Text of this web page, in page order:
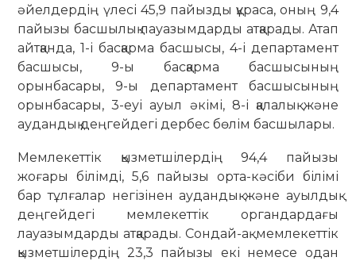
әйелдердің үлесі 45,9 пайызды құраса, оның 9,4
пайызы басшылық лауазымдарды атқарады. Атап
айтқанда, 1-і басқарма басшысы, 4-і департамент
басшысы, 9-ы басқарма басшысының
орынбасары, 9-ы департамент басшысының
орынбасары, 3-еуі ауыл әкімі, 8-і қалалық және
аудандық деңгейдегі дербес бөлім басшылары.
Мемлекеттік қызметшілердің 94,4 пайызы
жоғары білімді, 5,6 пайызы орта-кәсіби білімі
бар тұлғалар негізінен аудандық және ауылдық
деңгейдегі мемлекеттік органдардағы
лауазымдарды атқарады. Сондай-ақ мемлекеттік
қызметшілердің 23,3 пайызы екі немесе одан